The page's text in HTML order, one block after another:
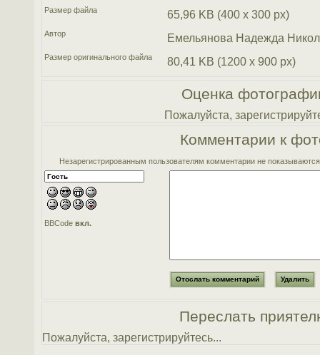
Размер файла 65,96 KB (400 x 300 px)
Автор Емельянова Надежда
Размер оригинального файла 80,41 KB (1200 x 900 px)
Оценка
Пожалуйста,
Комментарии к
Незарегистрированным пользователям комментарии не
BBCodeвкл.
Переслать
Пожалуйста, зарегистрируйтесь...